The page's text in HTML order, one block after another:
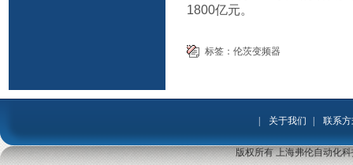
1800亿元。
标签： 伦茨变频器
关于我们 联系方
版权所有 上海弗伦自动化